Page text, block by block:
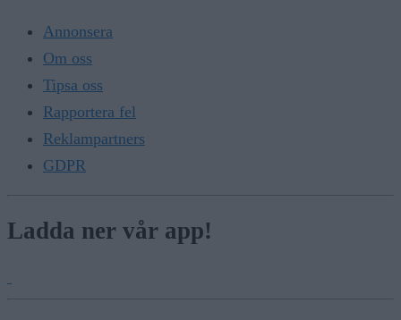
Annonsera
Om oss
Tipsa oss
Rapportera fel
Reklampartners
GDPR
Ladda ner vår app!